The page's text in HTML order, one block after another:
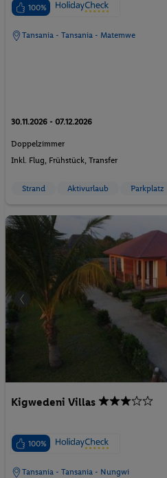
100%
Tansania - Tansania - Matemwe
30.11.2026 - 07.12.2026
Doppelzimmer
Inkl. Flug, Frühstück , Transfer
Strand Aktivurlaub Parkplatz
Kigwedeni Villas
100%
Tansania - Tansania - Nungwi